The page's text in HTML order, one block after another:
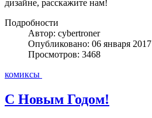
дизайне, расскажите нам!
Подробности
Автор: cybertroner
Опубликовано: 06 января 2017
Просмотров: 3468
комиксы
С Новым Годом!